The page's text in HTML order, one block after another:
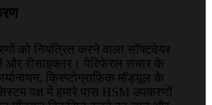
को नियंत्रित करने वाला सॉफ्टवेयर
और रीसाइक्लर। पेरिफेरल संचार के
क्रिप्टोग्राफ़िक मॉड्यूल के
पक्ष में हमारे पास HSM उपकरणों